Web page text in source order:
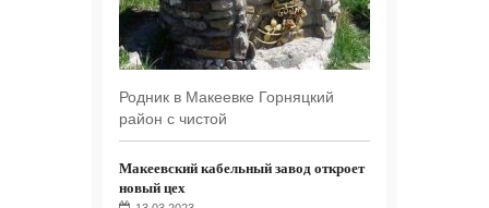
Родник в Макеевке Горняцкий
район с чистой
Макеевский кабельный завод откроет
новый цех